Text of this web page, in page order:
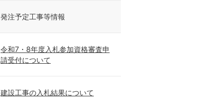
発注予定工事等情報
令和7・8年度入札参加資格審査申
請受付について
建設工事の入札結果について